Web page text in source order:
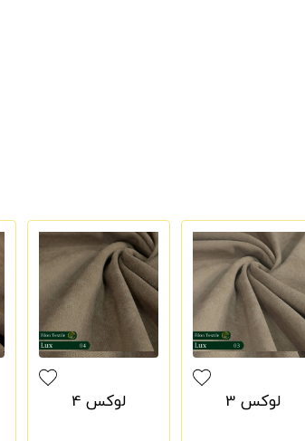
لوکس 3 لوکس 4